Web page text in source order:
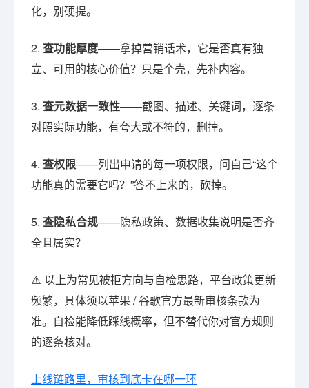
化，别硬提。
2. 查功能厚度——拿掉营销话术，它是否真有独
立、可用的核心价值？只是个壳，先补内容。
3. 查元数据一致性——截图、描述、关键词，逐条
对照实际功能，有夸大或不符的，删掉。
4. 查权限——列出申请的每一项权限，问自己“这个
功能真的需要它吗？”答不上来的，砍掉。
5. 查隐私合规——隐私政策、数据收集说明是否齐
全且属实？
⚠️ 以上为常见被拒方向与自检思路，平台政策更新
频繁，具体须以苹果 / 谷歌官方最新审核条款为
准。自检能降低踩线概率，但不替代你对官方规则
的逐条核对。
上线链路里，审核到底卡在哪一环